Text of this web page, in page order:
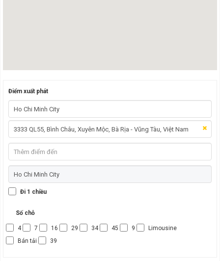
Điểm xuất phát
Đi 1 chiều
Số chỗ
4 7 16 29 34 45 9
Limousine
Bán tải
39